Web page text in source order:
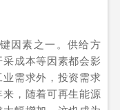
因素之一。供给方
成本等因素都会影
需求外，投资需求
，随着可再生能源